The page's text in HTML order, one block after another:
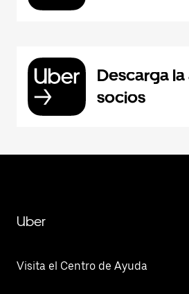
Descarga
socios
Uber
Visita el Centro de Ayuda